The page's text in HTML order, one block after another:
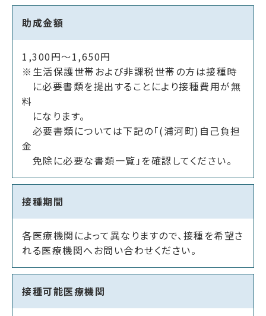
助成金額
1,300円～1,650円
※生活保護世帯および非課税世帯の方は接種時
に必要書類を提出することにより接種費用が無
料
になります。
必要書類については下記の「(浦河町)自己負担
金
免除に必要な書類一覧」を確認してください。
接種期間
各医療機関によって異なりますので、接種を希望さ
れる医療機関へお問い合わせください。
接種可能医療機関